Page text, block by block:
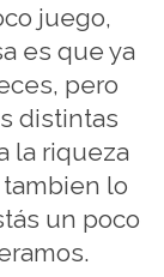
juego,
es que ya
pero
distintas
la riqueza
lo
un poco